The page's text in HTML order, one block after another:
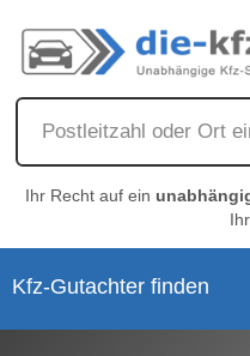
Ihr Recht auf ein
Kfz-Gutachter finden